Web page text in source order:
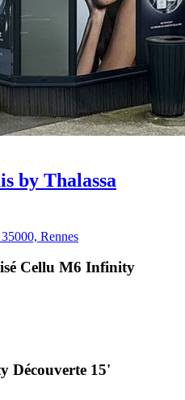
by Thalassa
Rennes
Cellu M6 Infinity
Découverte 15'